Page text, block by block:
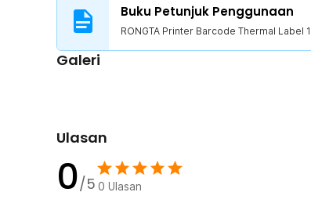
Buku Petunjuk Penggunaan
RONGTA Printer Barcode Thermal Label
Galeri
Ulasan
0/5 0 Ulasan